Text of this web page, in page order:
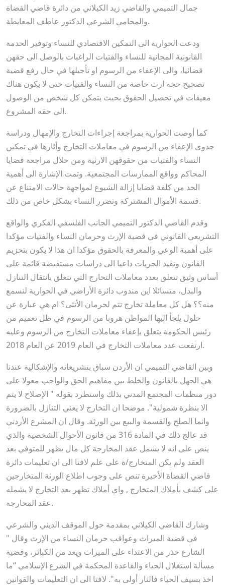
جمال التميمي والقاضي زيد الكيلاني من دائرة قاضي القضاة
والمحامي الشرعي الدكتور عاطف المعايطة.
ودعت الحوارية الى التمكين الاقتصادي للنساء وتوفير الخدمة
القانونية المجانية للنساء والفتيات الراغبات بالوصل الى حقهن
قضائيا، والى الإعفاء من الرسوم او تأجيلها في حال رفع قضية
تصحيح حجة ارث خاصة من النساء والفتيات حتى لا يكون هناك
معيقات في تحصيل الحقوق بحيث يتمكن كل شخص من الوصول
الى حقه المشروع.
كما أوصت الحوارية بمراجعة إجراءات التخارج والإمهال ودراسة
جدوى الإعفاء من الرسوم في معاملات التخارج وأثارها في تمكين
النساء والفتيات من حقوقهن الارثية ومن خلال مراجعة قضايا
المحاكم وواقع الممارسات المجتمعية. وتمت الإشارة الى أهمية
الحد من كلفة قضايا إزالة الشيوع لمواجهة حالات الامتناع عن
قسمة الأموال المشتركة وتضرر النساء بشكل خاص من ذلك.
وقدم القاضي الدكتور التميمي الجانب الفلسفي الفكري والواقع
التشريعي القانوني في قضية الإرث وحرمان النساء والفتيات مؤكدا
على أهمية الوعي والمعرفة بالحقوق مؤكدا ان هذا لا يكون بتحزيم
القانون وتقيد الحريات داعيا الى دراسات مستفيضة قائمة على
أساس وثيق تتعلق بعدد معاملات التخارج التي تتعلق بانتقال التنازل
والبدل، متسائلا اين مندوب دائرة الأراضي في الحوارية لنسمع
منه؟؟ هل كل معاملة تخارج تتم لحرمان الأنثى؟ ام هي عبارة عن
حلول يلجأ اليها المواطن هروبا من الرسوم في ظل تعميم من
رئيس الحكومة يتعلق بإعفاء معاملات التخارج من الرسوم وعليه
ارتفعت عدد معاملات التخارج في العام 2019 عن العام 2018.
وبين القاضي التميمي ان الأردن سباق بتشريعاته والإشكالية عندنا
هي الجهل بالقانون والخلط بين مفاهيم الحق والواجب معولا على
دور منظمات المجتمع المدني بذلك واستطرد بقوله " الإصلاح لا يتم
الا بنظرة شمولية". موضحا ان التخارج لا يعني التنازل بالضرورة
وانما الصلح والقسمة والبيع بين الورثة. وقال ان المشرع الأردني
قد عالج ذلك في المادة 316 من قانون الأحوال الشخصية والذي
ينص على انه لا يشمل عقد المخارجة كل مال يظهر للمتوفي بعد
العقد ولم يكن المتخارج/ة على علم لافتا الى ان تعليمات دائرة
قاضي القضاة الأخيرة تنص على وجوب اطلاع الورثة المتخارجين
على كشف بأملاك المتخارج , واي أملاك تظهر بعد التخارج لا يشمله
عقد المخارجة.
وشارك القاضي الكيلاني بمقدمة حول الموقف الديني والشرعي
في قضية الميراث وعواقب حرمان النساء من الإرث وقال "
الشارع حذر من الاعتداء على الميراث ويعد من الكبائر، وقضية
مسألة استغلال الحياء والقاعدة المحكمة في الشرع الإسلامي “ما
اخذ بسيف الحياء فالنار أولى به". لافتا الى ان التعليمات والقوانين